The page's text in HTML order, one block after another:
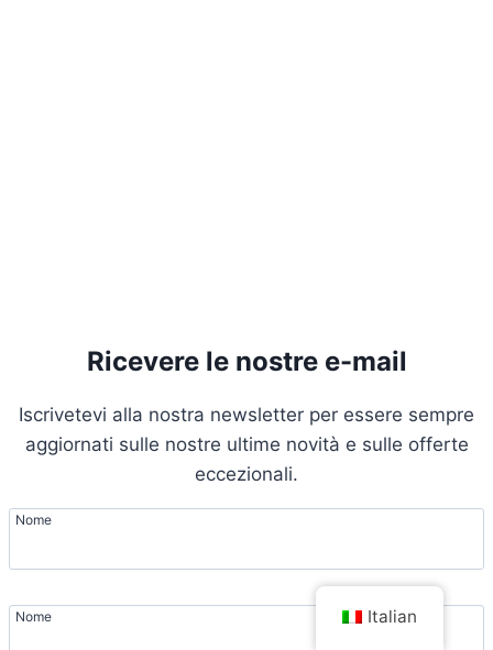
Ricevere le nostre e-mail
Iscrivetevi alla nostra newsletter per essere sempre
aggiornati sulle nostre ultime novità e sulle offerte
eccezionali.
Nome
Nome Italian